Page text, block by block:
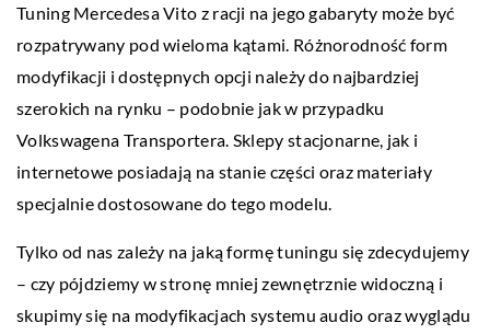
Tuning Mercedesa Vito z racji na jego gabaryty może być
rozpatrywany pod wieloma kątami. Różnorodność form
modyfikacji i dostępnych opcji należy do najbardziej
szerokich na rynku – podobnie jak w przypadku
Volkswagena Transportera. Sklepy stacjonarne, jak i
internetowe posiadają na stanie części oraz materiały
specjalnie dostosowane do tego modelu.
Tylko od nas zależy na jaką formę tuningu się zdecydujemy
– czy pójdziemy w stronę mniej zewnętrznie widoczną i
skupimy się na modyfikacjach systemu audio oraz wyglądu